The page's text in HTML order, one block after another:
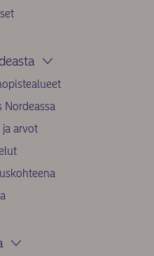
Nordeassa
ja arvot